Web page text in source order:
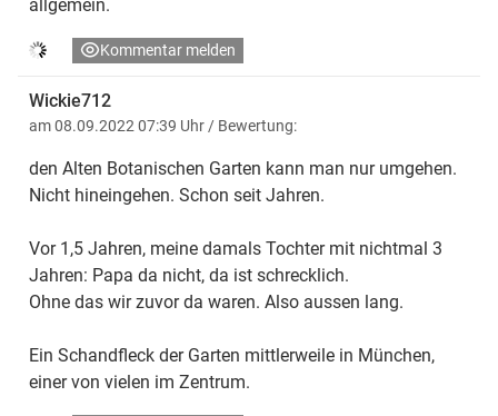
allgemein.
Kommentar melden
Wickie712
am 08.09.2022 07:39 Uhr / Bewertung:
den Alten Botanischen Garten kann man nur umgehen.
Nicht hineingehen. Schon seit Jahren.
Vor 1,5 Jahren, meine damals Tochter mit nichtmal 3
Jahren: Papa da nicht, da ist schrecklich.
Ohne das wir zuvor da waren. Also aussen lang.
Ein Schandfleck der Garten mittlerweile in München,
einer von vielen im Zentrum.